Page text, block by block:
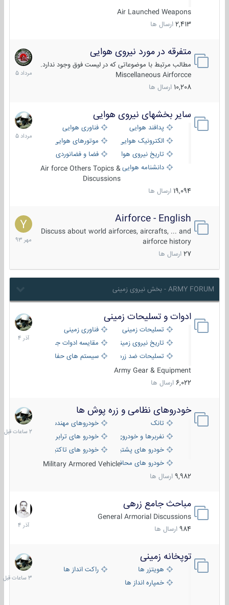
Air Launched Weapons
2,413 ارسال ها
متفرقه در مورد نیروی هوایی
مطالب مرتبط با موضوعاتی که در لیست فوق وجود ندارد.
Miscellaneous Airforcce
10,208 ارسال ها
7
مرداد
1405
سایر بخشهای نیروی هوایی
پدافند هوایی
فناوری هوایی
الکترونیک هوایی
موتورهای هوایی
تاریخ نیروی هوایی
فضا و فضانوردی
دانشنامه هواییAir force Others Topics &
Discussions
19,094 ارسال ها
2
مرداد
1405
Airforce - English
Discuss about world airforces, aircrafts, ... and
airforce history
27 ارسال ها
15
مهر
1393
ARMY FORUM - بخش نیروی زمینی
ادوات و تسلیحات زمینی
تسلیحات زمینی
فناوری زمینی
تاریخ نیروی زمینی
مقایسه ادوات جنگی
تسلیحات ضد زره
سیستم های حفاظت فعال
Army Gear & Equipment
6,022 ارسال ها
21
آذر
1404
خودروهای نظامی و زره پوش ها
تانک
خودروهای مهندسی
نفربرها و خودروی های رزمی پیاده نظام
خودرو های ترابری نظامی
خودرو های پشتیبانی آتش ، شناسایی و ضد تانک
خودرو های تاکتیکی نظامی
خودرو های محافظت شدهMilitary Armored Vehicle
9,982 ارسال ها
2
ساعات
قبل
مباحث جامع زرهی
General Armorial Discussions
984 ارسال ها
7
آذر
1404
توپخانه زمینی
هویتزر ها
راکت انداز ها
خمپاره انداز ها
3
ساعات
قبل